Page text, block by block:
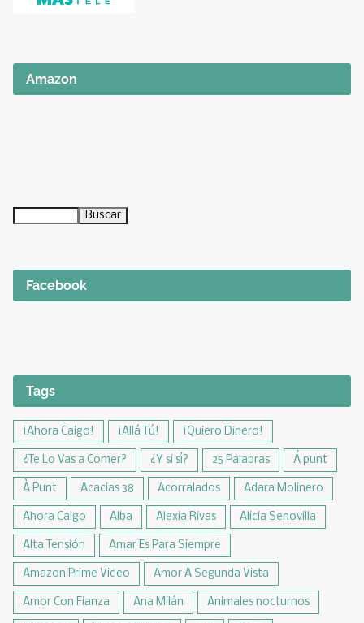
Amazon
Facebook
Tags
¡Ahora Caigo! ¡Allá Tú! ¡Quiero Dinero!
¿Te Lo Vas a Comer? ¿Y si sí? 25 Palabras Á punt
À Punt Acacias 38 Acorralados Adara Molinero
Ahora Caigo Alba Alexia Rivas Alicia Senovilla
Alta Tensión Amar Es Para Siempre
Amazon Prime Video Amor A Segunda Vista
Amor Con Fianza Ana Milán Animales nocturnos